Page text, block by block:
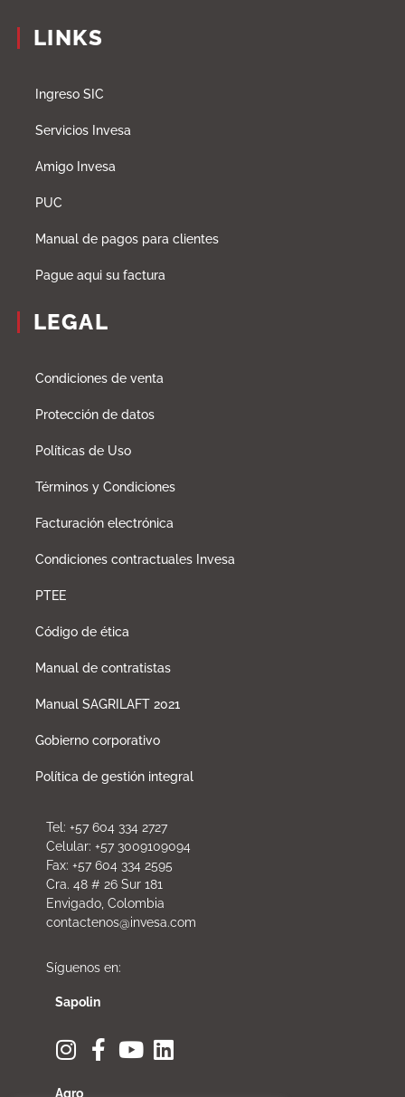
LINKS
Ingreso SIC
Servicios Invesa
Amigo Invesa
PUC
Manual de pagos para clientes
Pague aqui su factura
LEGAL
Condiciones de venta
Protección de datos
Políticas de Uso
Términos y Condiciones
Facturación electrónica
Condiciones contractuales Invesa
PTEE
Código de ética
Manual de contratistas
Manual SAGRILAFT 2021
Gobierno corporativo
Política de gestión integral
Tel: +57 604 334 2727
Celular: +57 3009109094
Fax: +57 604 334 2595
Cra. 48 # 26 Sur 181
Envigado, Colombia
contactenos@invesa.com
Síguenos en:
Sapolin
Agro